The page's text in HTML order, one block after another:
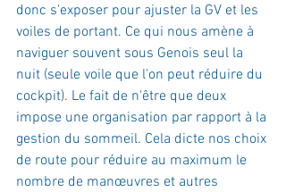
donc s'exposer pour ajuster la GV et les
voiles de portant. Ce qui nous amène à
naviguer souvent sous Genois seul la
nuit (seule voile que l'on peut réduire du
cockpit). Le fait de n'être que deux
impose une organisation par rapport à la
gestion du sommeil. Cela dicte nos choix
de route pour réduire au maximum le
nombre de manœuvres et autres